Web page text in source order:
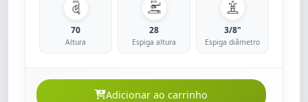
70
Altura
28
Espiga altura
3/8"
Espiga diâmetro
Adicionar ao carrinho